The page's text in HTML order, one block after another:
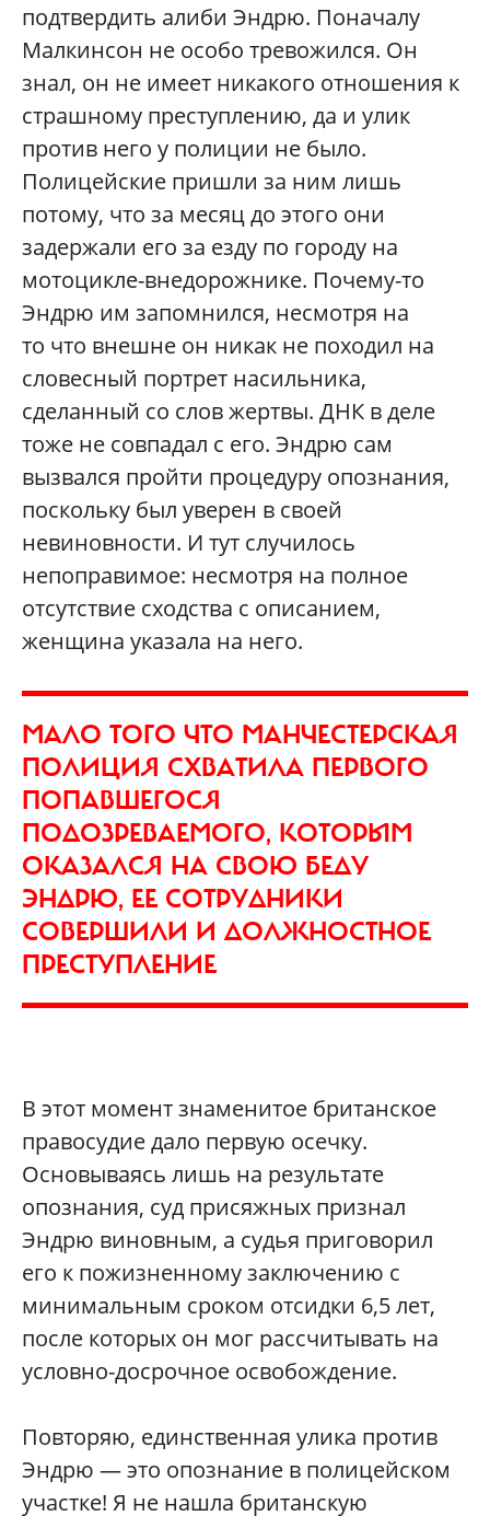
подтвердить алиби Эндрю. Поначалу
Малкинсон не особо тревожился. Он
знал, он не имеет никакого отношения к
страшному преступлению, да и улик
против него у полиции не было.
Полицейские пришли за ним лишь
потому, что за месяц до этого они
задержали его за езду по городу на
мотоцикле-внедорожнике. Почему-то
Эндрю им запомнился, несмотря на
то что внешне он никак не походил на
словесный портрет насильника,
сделанный со слов жертвы. ДНК в деле
тоже не совпадал с его. Эндрю сам
вызвался пройти процедуру опознания,
поскольку был уверен в своей
невиновности. И тут случилось
непоправимое: несмотря на полное
отсутствие сходства с описанием,
женщина указала на него.
МАЛО ТОГО ЧТО МАНЧЕСТЕРСКАЯ
ПОЛИЦИЯ СХВАТИЛА ПЕРВОГО
ПОПАВШЕГОСЯ
ПОДОЗРЕВАЕМОГО, КОТОРЫМ
ОКАЗАЛСЯ НА СВОЮ БЕДУ
ЭНДРЮ, ЕЕ СОТРУДНИКИ
СОВЕРШИЛИ И ДОЛЖНОСТНОЕ
ПРЕСТУПЛЕНИЕ
В этот момент знаменитое британское
правосудие дало первую осечку.
Основываясь лишь на результате
опознания, суд присяжных признал
Эндрю виновным, а судья приговорил
его к пожизненному заключению с
минимальным сроком отсидки 6,5 лет,
после которых он мог рассчитывать на
условно-досрочное освобождение.
Повторяю, единственная улика против
Эндрю — это опознание в полицейском
участке! Я не нашла британскую